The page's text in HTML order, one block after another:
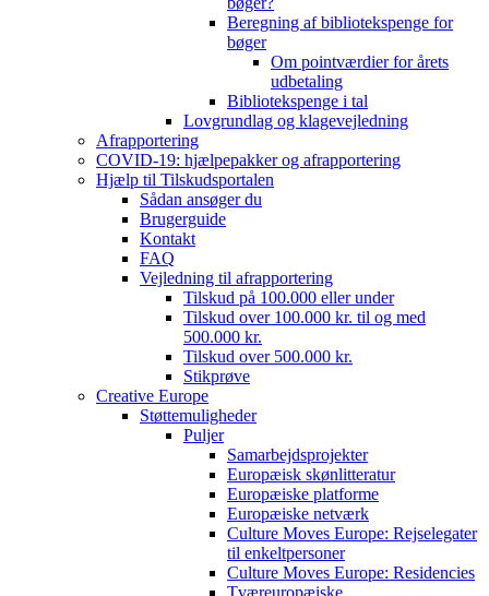
Beregning af bibliotekspenge for
bøger
Om pointværdier for årets
udbetaling
Bibliotekspenge i tal
Lovgrundlag og klagevejledning
Afrapportering
COVID-19: hjælpepakker og afrapportering
Hjælp til Tilskudsportalen
Sådan ansøger du
Brugerguide
Kontakt
FAQ
Vejledning til afrapportering
Tilskud på 100.000 eller under
Tilskud over 100.000 kr. til og med
500.000 kr.
Tilskud over 500.000 kr.
Stikprøve
Creative Europe
Støttemuligheder
Puljer
Samarbejdsprojekter
Europæisk skønlitteratur
Europæiske platforme
Europæiske netværk
Culture Moves Europe: Rejselegater
til enkeltpersoner
Culture Moves Europe: Residencies
Tværeuropæiske